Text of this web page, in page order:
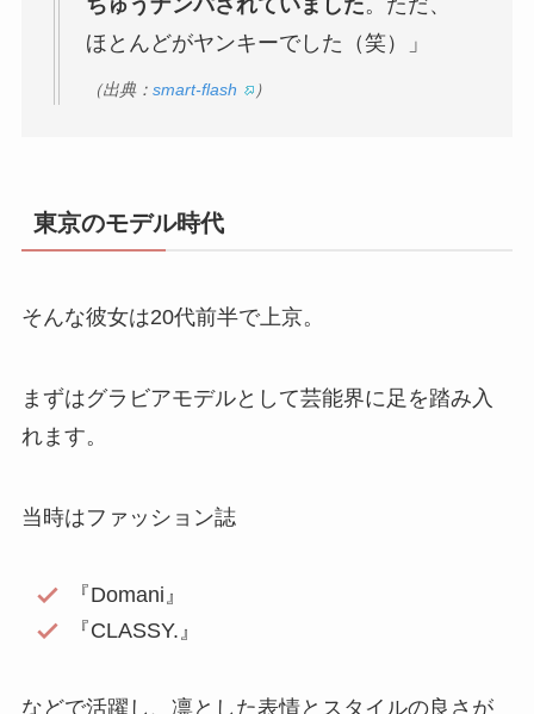
ちゅうナンパされていました。ただ、
ほとんどがヤンキーでした（笑）」
（出典： smart-flash ）
東京のモデル時代
そんな彼女は20代前半で上京。
まずはグラビアモデルとして芸能界に足を踏み入
れます。
当時はファッション誌
『Domani』
『CLASSY.』
などで活躍し、凛とした表情とスタイルの良さが